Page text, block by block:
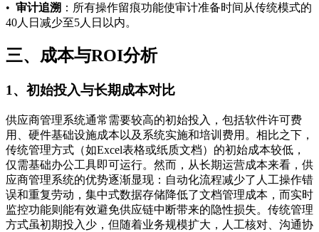
• 审计追溯 ：所有操作留痕功能使审计准备时间从传统模式的
40人日减少至5人日以内。
三、成本与ROI分析
1、初始投入与长期成本对比
供应商管理系统通常需要较高的初始投入，包括软件许可费
用、硬件基础设施成本以及系统实施和培训费用。相比之下，
传统管理方式（如Excel表格或纸质文档）的初始成本较低，
仅需基础办公工具即可运行。然而，从长期运营成本来看，供
应商管理系统的优势逐渐显现：自动化流程减少了人工操作错
误和重复劳动，集中式数据存储降低了文档管理成本，而实时
监控功能则能有效避免供应链中断带来的隐性损失。传统管理
方式虽初期投入少，但随着业务规模扩大，人工核对、沟通协